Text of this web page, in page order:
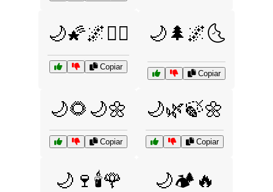
🌙🌠🌌🧘‍♀️
Copiar
🌙🌲🌌🌜
Copiar
🌙🌻🌙🌼
Copiar
🌙🌿🍃🌼
Copiar
🌙🍷🕯️🌹 🌙🏕️🔥